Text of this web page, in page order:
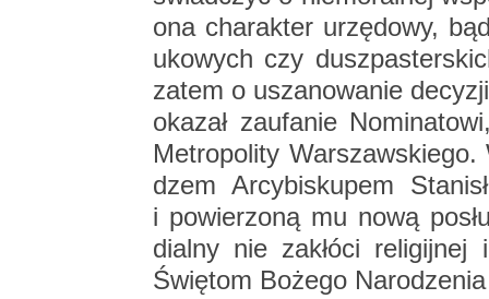
ona cha­rak­ter urzę­do­wy,
uko­wych czy
zatem o usza­no­wa­nie
oka­zał za­ufa­nie
Me­tro­po­li­ty
dzem Ar­cy­bi­sku­pem
i po­wie­rzo­ną mu nową
dial­ny nie za­kłó­ci re­li­gij­nej
Świę­tom Bo­że­go Na­ro­dze­nia